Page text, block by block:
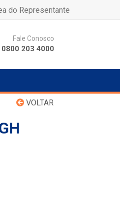
do Representante
Fale Conosco
0800 203 4000
VOLTAR